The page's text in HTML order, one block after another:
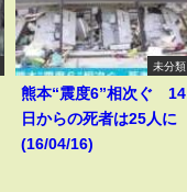
未分類
熊本“震度6”相次ぐ 14
日からの死者は25人に
(16/04/16)